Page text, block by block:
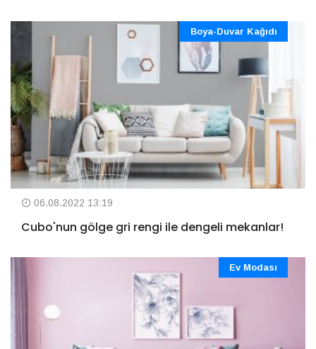
Boya-Duvar Kağıdı
06.08.2022 13:19
Cubo'nun gölge gri rengi ile dengeli mekanlar!
Ev Modası